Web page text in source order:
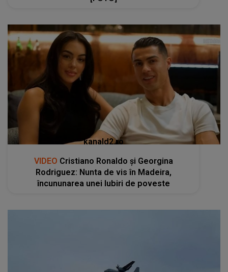
kanald2.ro
VIDEO Cristiano Ronaldo și Georgina
Rodriguez: Nunta de vis în Madeira,
încununarea unei Iubiri de poveste